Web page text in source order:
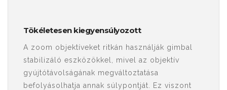
Tökéletesen kiegyensúlyozott
A zoom objektíveket ritkán használják gimbal
stabilizáló eszközökkel, mivel az objektív
gyújtótávolságának megváltoztatása
befolyásolhatja annak súlypontját. Ez viszont